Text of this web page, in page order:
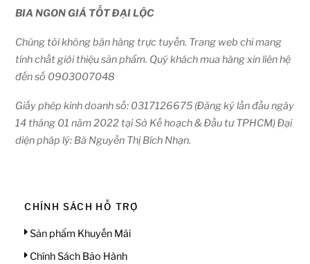
BIA NGON GIÁ TỐT ĐẠI LỘC
Chúng tôi không bán hàng trực tuyến. Trang web chỉ mang
tính chất giới thiệu sản phẩm. Quý khách mua hàng xin liên hệ
đến số 0903007048
Giấy phép kinh doanh số: 0317126675 (Đăng ký lần đầu ngày
14 tháng 01 năm 2022 tại Sở Kế hoạch & Đầu tư TPHCM) Đại
diện pháp lý: Bà Nguyễn Thị Bích Nhạn.
CHÍNH SÁCH HỖ TRỢ
Sản phẩm Khuyến Mãi
Chính Sách Bảo Hành